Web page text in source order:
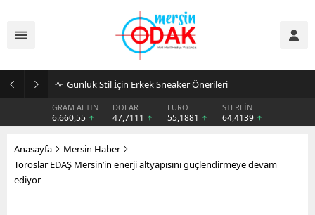
Günlük Stil İçin Erkek Sneaker Önerileri
GRAM ALTIN
6.660,55
DOLAR
47,7111
EURO
55,1881
STERLİN
64,4139
Anasayfa
Mersin Haber
Toroslar EDAŞ Mersin’in enerji altyapısını güçlendirmeye devam
ediyor